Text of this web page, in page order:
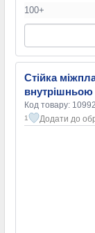
100+
Стійка
Код товару:
1 Додати до